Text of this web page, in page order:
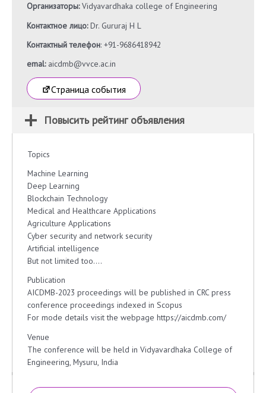
Организаторы:Vidyavardhaka college of Engineering
Контактное лицо:Dr. Gururaj H L
Контактный телефон: +91-9686418942
emal: aicdmb@vvce.ac.in
Страница события
Повысить рейтинг объявления
Topics
Machine Learning
Deep Learning
Blockchain Technology
Medical and Healthcare Applications
Agriculture Applications
Cyber security and network security
Artificial intelligence
But not limited too….
Publication
AICDMB-2023 proceedings will be published in CRC press
conference proceedings indexed in Scopus
For mode details visit the webpage https://aicdmb.com/
Venue
The conference will be held in Vidyavardhaka College of
Engineering, Mysuru, India